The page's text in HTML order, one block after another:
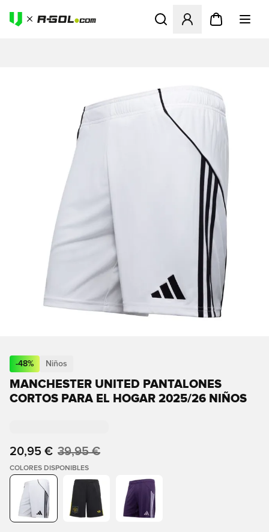
Abre un modal para iniciar
-48% Niños
MANCHESTER UNITED PANTALONES
CORTOS PARA EL HOGAR 2025/26 NIÑOS
20,95 € 39,95 €
COLORES DISPONIBLES